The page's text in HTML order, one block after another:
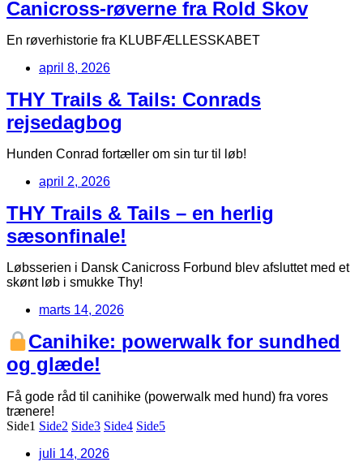
Canicross-røverne fra Rold Skov
En røverhistorie fra KLUBFÆLLESSKABET
april 8, 2026
THY Trails & Tails: Conrads
rejsedagbog
Hunden Conrad fortæller om sin tur til løb!
april 2, 2026
THY Trails & Tails – en herlig
sæsonfinale!
Løbsserien i Dansk Canicross Forbund blev afsluttet med et
skønt løb i smukke Thy!
marts 14, 2026
Canihike: powerwalk for sundhed
og glæde!
Få gode råd til canihike (powerwalk med hund) fra vores
trænere!
Side1 Side2 Side3 Side4 Side5
juli 14, 2026